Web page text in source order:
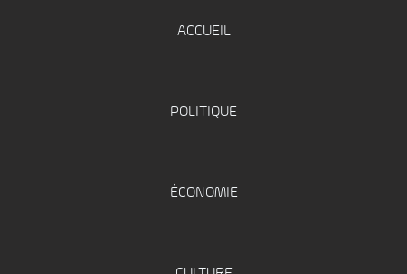
ACCUEIL
POLITIQUE
ÉCONOMIE